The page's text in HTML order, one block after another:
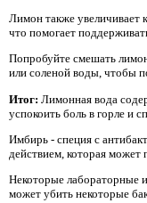
Лимон также увеличивает
что помогает
Попробуйте смешать
или соленой воды, чтобы
Итог: Лимонная вода
успокоить боль в горле и
Имбирь - специя с
действием, которая может
Некоторые лабораторные
может убить некоторые